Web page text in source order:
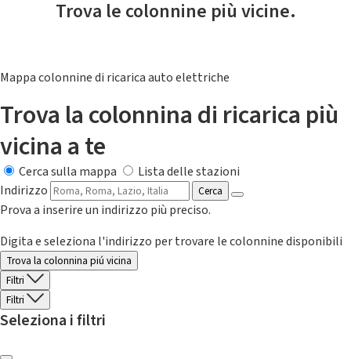
Trova le colonnine più vicine.
Mappa colonnine di ricarica auto elettriche
Trova la colonnina di ricarica più
vicina a te
Cerca sulla mappa
Lista delle stazioni
Indirizzo
Cerca
Prova a inserire un indirizzo più preciso.
Digita e seleziona l'indirizzo per trovare le colonnine disponibili
Trova la colonnina piú vicina
Filtri
Filtri
Seleziona i filtri